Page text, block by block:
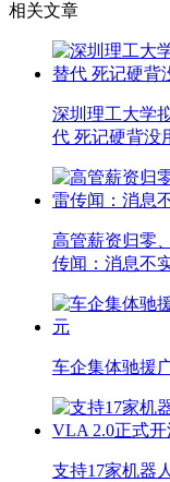
相关文章
深圳理工大学
代 死记硬背没
高管薪资归零
传闻：消息不
车企集体驰援
支持17家机器